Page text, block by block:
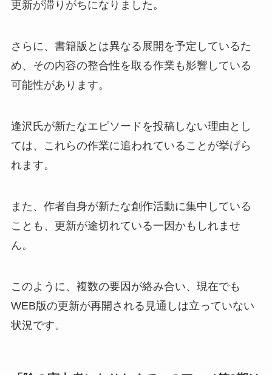
更新が滞りがちになりました。
さらに、書籍版とは異なる展開を予定しているた
め、その内容の整合性を取る作業も影響している
可能性があります。
逢沢氏が新たなエピソードを投稿しない理由とし
ては、これらの作業に追われていることが挙げら
れます。
また、作者自身が新たな創作活動に集中している
ことも、更新が途切れている一因かもしれませ
ん。
このように、複数の要因が絡み合い、現在でも
WEB版の更新が再開される見通しは立っていない
状況です。